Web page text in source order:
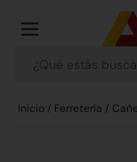
Inicio / Ferretería /